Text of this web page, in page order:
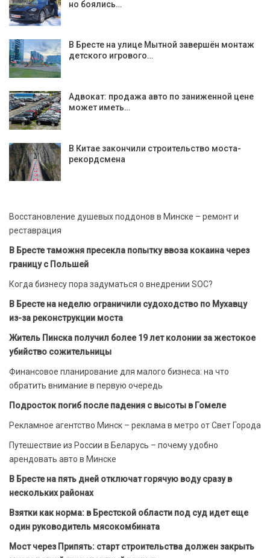
но боялись…
В Бресте на улице Мытной завершён монтаж
детского игрового…
Адвокат: продажа авто по заниженной цене
может иметь…
В Китае закончили строительство моста-
рекордсмена
Восстановление душевых поддонов в Минске – ремонт и
реставрация
В Бресте таможня пресекла попытку ввоза кокаина через
границу с Польшей
Когда бизнесу пора задуматься о внедрении SOC?
В Бресте на неделю ограничили судоходство по Мухавцу
из-за реконструкции моста
Житель Пинска получил более 19 лет колонии за жестокое
убийство сожительницы
Финансовое планирование для малого бизнеса: на что
обратить внимание в первую очередь
Подросток погиб после падения с высоты в Гомеле
Рекламное агентство Минск – реклама в метро от Свет Города
Путешествие из России в Беларусь – почему удобно
арендовать авто в Минске
В Бресте на пять дней отключат горячую воду сразу в
нескольких районах
Взятки как норма: в Брестской области под суд идет еще
один руководитель мясокомбината
Мост через Припять: старт строительства должен закрыть